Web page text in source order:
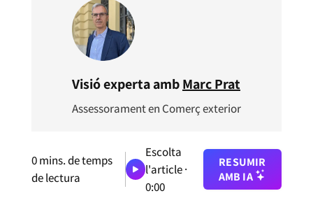
Visió experta ambMarc Prat
Assessorament en Comerç exterior
0mins. de temps
de lectura
Escolta
l'article ·
0:00
RESUMIR
AMB IA